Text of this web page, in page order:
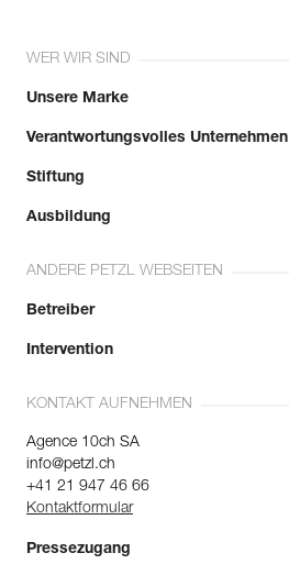
WER WIR SIND
Unsere Marke
Verantwortungsvolles Unternehmen
Stiftung
Ausbildung
ANDERE PETZL WEBSEITEN
Betreiber
Intervention
KONTAKT AUFNEHMEN
Agence 10ch SA
info@petzl.ch
+41 21 947 46 66
Kontaktformular
Pressezugang